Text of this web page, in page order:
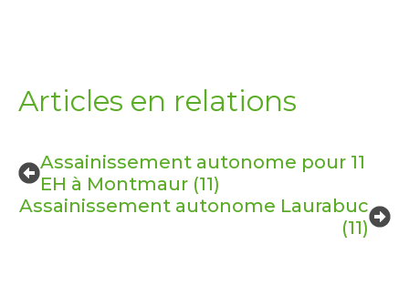
Articles en relations
Assainissement autonome pour 11
EH à Montmaur (11)
Assainissement autonome Laurabuc
(11)